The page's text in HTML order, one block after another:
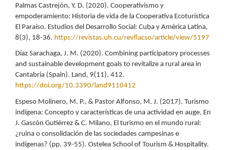
Palmas Castrejón, Y. D. (2020). Cooperativismo y
empoderamiento: Historia de vida de la Cooperativa Ecoturística
El Paraíso. Estudios del Desarrollo Social: Cuba y América Latina,
8(3), 18-36. https://revistas.uh.cu/revflacso/article/view/5197
Díaz Sarachaga, J. M. (2020). Combining participatory processes
and sustainable development goals to revitalize a rural area in
Cantabria (Spain). Land, 9(11), 412.
https://doi.org/10.3390/land9110412
Espeso Molinero, M. P., & Pastor Alfonso, M. J. (2017). Turismo
indígena: Concepto y características de una actividad en auge. En
J. Gascón Gutiérrez & C. Milano, El turismo en el mundo rural:
¿ruina o consolidación de las sociedades campesinas e
indígenas? (pp. 39-55). Ostelea School of Tourism & Hospitality.